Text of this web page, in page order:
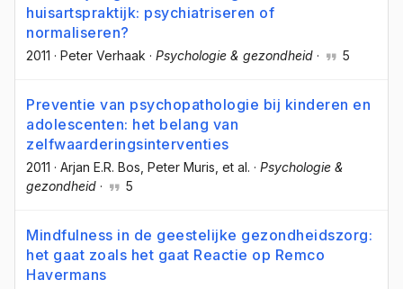
huisartspraktijk: psychiatriseren of
normaliseren?
2011 · Peter Verhaak · Psychologie & gezondheid · 5
Preventie van psychopathologie bij kinderen en
adolescenten: het belang van
zelfwaarderingsinterventies
2011 · Arjan E.R. Bos , Peter Muris , et al. · Psychologie &
gezondheid · 5
Mindfulness in de geestelijke gezondheidszorg:
het gaat zoals het gaat Reactie op Remco
Havermans